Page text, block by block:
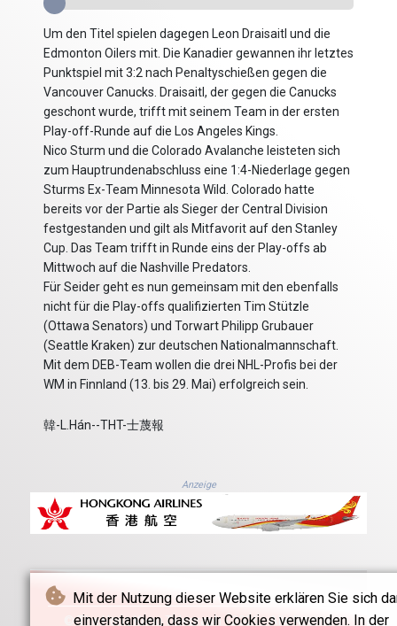
Mit der Nutzung dieser Website erklären Sie sich
einverstanden, dass wir Cookies verwenden. In der
Um den Titel spielen dagegen Leon Draisaitl und die
Edmonton Oilers mit. Die Kanadier gewannen ihr letztes
Punktspiel mit 3:2 nach Penaltyschießen gegen die
Vancouver Canucks. Draisaitl, der gegen die Canucks
geschont wurde, trifft mit seinem Team in der ersten
Play-off-Runde auf die Los Angeles Kings.
Nico Sturm und die Colorado Avalanche leisteten sich
zum Hauptrundenabschluss eine 1:4-Niederlage gegen
Sturms Ex-Team Minnesota Wild. Colorado hatte
bereits vor der Partie als Sieger der Central Division
festgestanden und gilt als Mitfavorit auf den Stanley
Cup. Das Team trifft in Runde eins der Play-offs ab
Mittwoch auf die Nashville Predators.
Für Seider geht es nun gemeinsam mit den ebenfalls
nicht für die Play-offs qualifizierten Tim Stützle
(Ottawa Senators) und Torwart Philipp Grubauer
(Seattle Kraken) zur deutschen Nationalmannschaft.
Mit dem DEB-Team wollen die drei NHL-Profis bei der
WM in Finnland (13. bis 29. Mai) erfolgreich sein.
韓-L.Hán--THT-士蔑報
Anzeige
© The Hong Kong Telegraph - 2026 - Alle Rechte